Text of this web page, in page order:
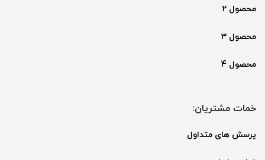
محصول 2
محصول 3
محصول 4
خمات مشتریان:
پرسش های متداول